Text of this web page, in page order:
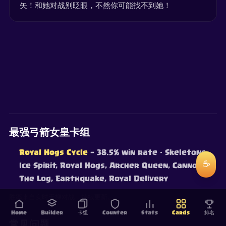
矢！和她对战别眨眼，不然你可能找不到她！
Home Builder 卡组 Counter Stats Cards 排名
最强弓箭女皇卡组
Royal Hogs Cycle — 38.5% win rate · Skeletons,
Ice Spirit, Royal Hogs, Archer Queen, Cannon,
The Log, Earthquake, Royal Delivery
胜率来自实时天梯对战，持续更新。
☕